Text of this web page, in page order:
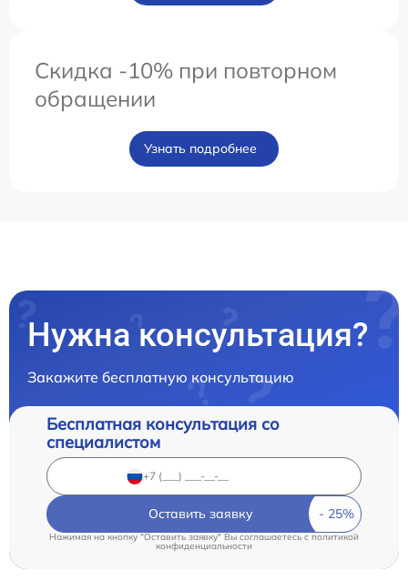
Скидка -10% при повторном
обращении
Узнать подробнее
Нужна консультация?
Закажите бесплатную консультацию
Бесплатная консультация со
специалистом
Оставить заявку
Нажимая на кнопку "Оставить заявку" Вы соглашаетесь cполитикой
конфиденциальности